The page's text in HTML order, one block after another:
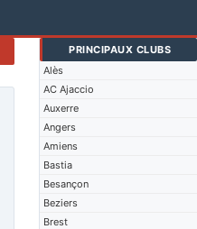
PRINCIPAUX CLUBS
Alès
AC Ajaccio
Auxerre
Angers
Amiens
Bastia
Besançon
Beziers
Brest